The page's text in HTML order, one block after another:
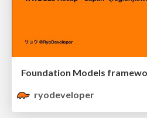
Foundation Models
ryodeveloper